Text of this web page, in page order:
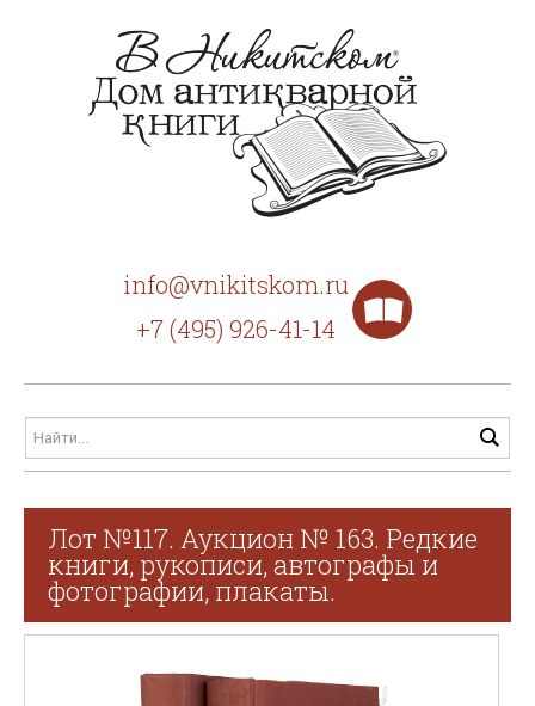
info@vnikitskom.ru
+7 (495) 926-41-14
Лот №117. Аукцион № 163. Редкие
книги, рукописи, автографы и
фотографии, плакаты.